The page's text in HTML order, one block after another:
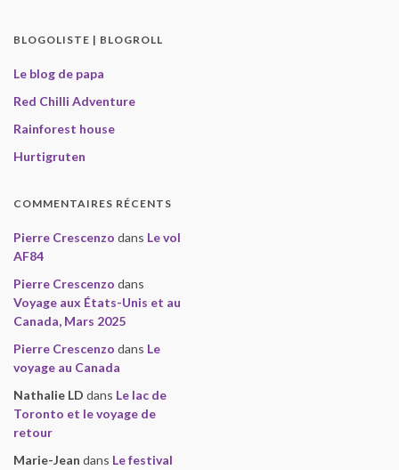
BLOGOLISTE | BLOGROLL
Le blog de papa
Red Chilli Adventure
Rainforest house
Hurtigruten
COMMENTAIRES RÉCENTS
Pierre Crescenzo dans Le vol
AF84
Pierre Crescenzo dans
Voyage aux États-Unis et au
Canada, Mars 2025
Pierre Crescenzo dans Le
voyage au Canada
Nathalie LD dans Le lac de
Toronto et le voyage de
retour
Marie-Jean dans Le festival